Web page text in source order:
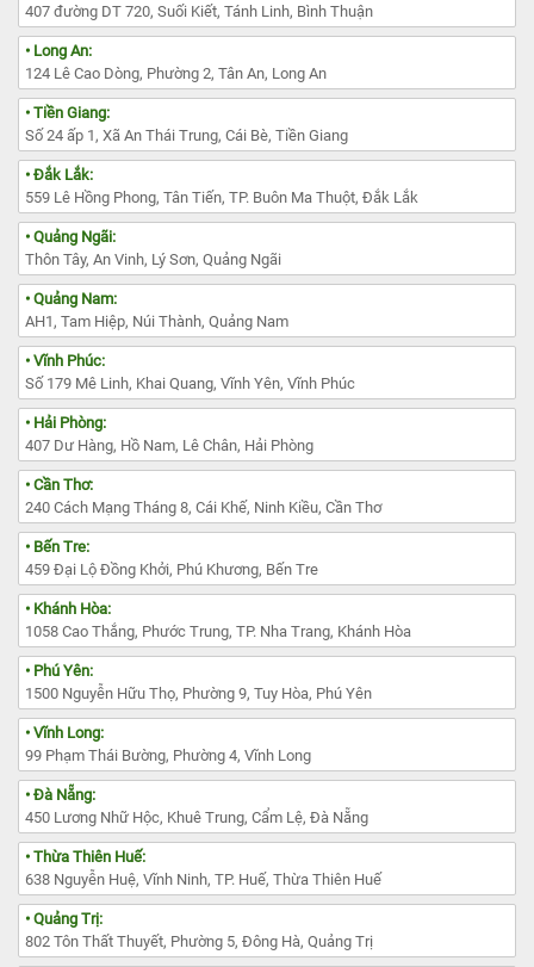
407 đường DT 720, Suối Kiết, Tánh Linh, Bình Thuận
• Long An:
124 Lê Cao Dòng, Phường 2, Tân An, Long An
• Tiền Giang:
Số 24 ấp 1, Xã An Thái Trung, Cái Bè, Tiền Giang
• Đắk Lắk:
559 Lê Hồng Phong, Tân Tiến, TP. Buôn Ma Thuột, Đắk Lắk
• Quảng Ngãi:
Thôn Tây, An Vinh, Lý Sơn, Quảng Ngãi
• Quảng Nam:
AH1, Tam Hiệp, Núi Thành, Quảng Nam
• Vĩnh Phúc:
Số 179 Mê Linh, Khai Quang, Vĩnh Yên, Vĩnh Phúc
• Hải Phòng:
407 Dư Hàng, Hồ Nam, Lê Chân, Hải Phòng
• Cần Thơ:
240 Cách Mạng Tháng 8, Cái Khế, Ninh Kiều, Cần Thơ
• Bến Tre:
459 Đại Lộ Đồng Khởi, Phú Khương, Bến Tre
• Khánh Hòa:
1058 Cao Thắng, Phước Trung, TP. Nha Trang, Khánh Hòa
• Phú Yên:
1500 Nguyễn Hữu Thọ, Phường 9, Tuy Hòa, Phú Yên
• Vĩnh Long:
99 Phạm Thái Bường, Phường 4, Vĩnh Long
• Đà Nẵng:
450 Lương Nhữ Hộc, Khuê Trung, Cẩm Lệ, Đà Nẵng
• Thừa Thiên Huế:
638 Nguyễn Huệ, Vĩnh Ninh, TP. Huế, Thừa Thiên Huế
• Quảng Trị:
802 Tôn Thất Thuyết, Phường 5, Đông Hà, Quảng Trị